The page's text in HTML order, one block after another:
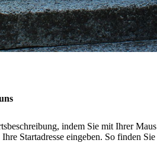
indem Sie mit Ihrer Maus
Startadresse eingeben. So finden Sie